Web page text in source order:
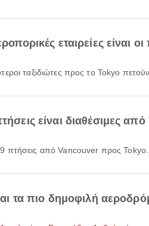
εταιρείες είναι
ταξιδιώτες προς το Tokyo
είναι διαθέσιμες
9 πτήσεις από Vancouver προς Tokyo.
τα πιο δημοφιλή